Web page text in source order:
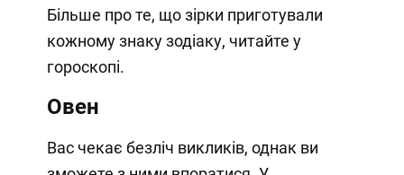
Більше про те, що зірки приготували
кожному знаку зодіаку, читайте у
гороскопі.
Овен
Вас чекає безліч викликів, однак ви